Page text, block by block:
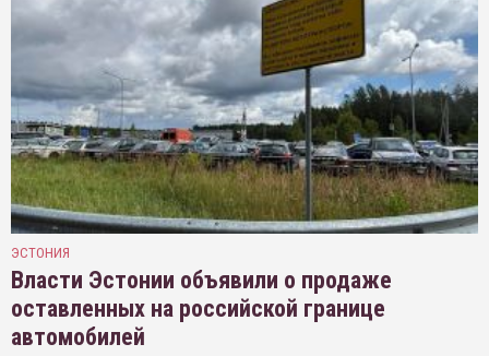
ЭСТОНИЯ
Власти Эстонии объявили о продаже
оставленных на российской границе
автомобилей